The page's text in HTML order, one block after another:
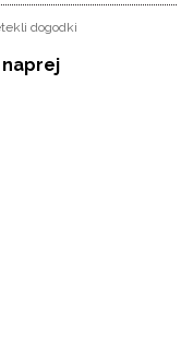
dogodki
naprej